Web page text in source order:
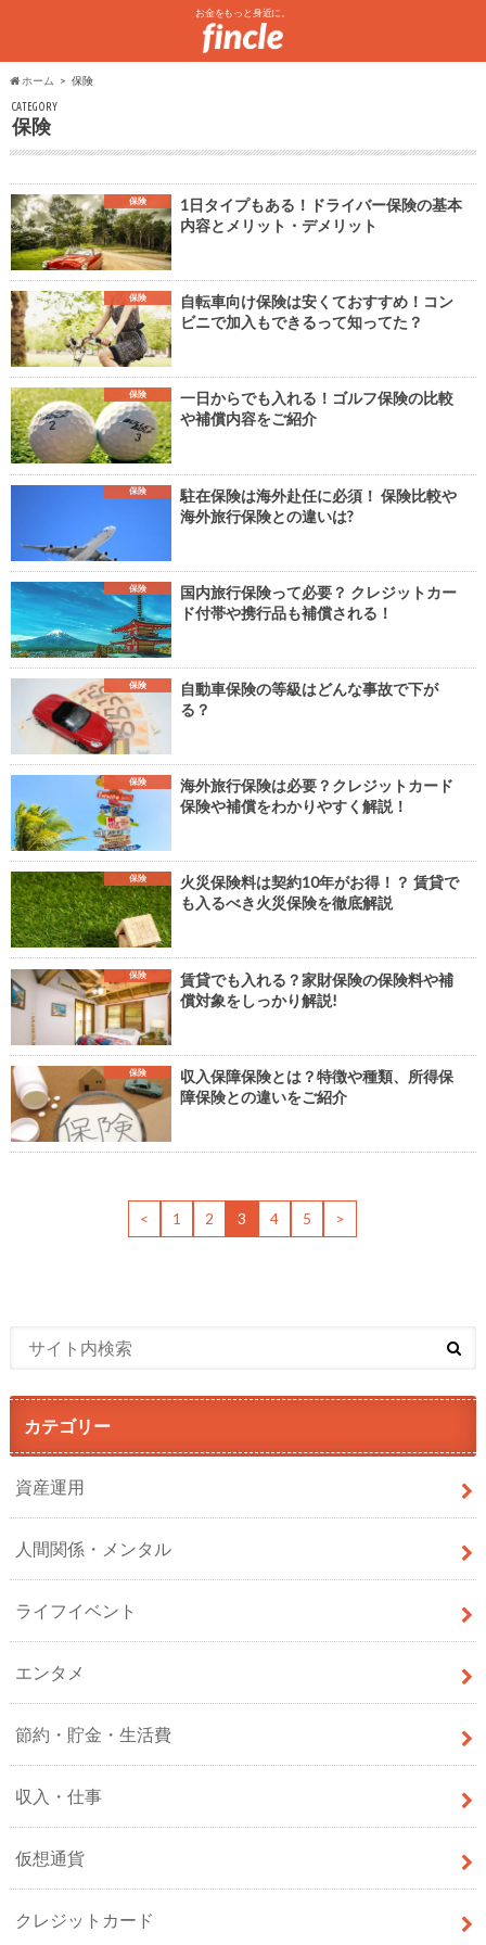
お金をもっと身近に。
ホーム 保険
CATEGORY
保険
保険
1日タイプもある！ドライバー保険の基本
内容とメリット・デメリット
保険
自転車向け保険は安くておすすめ！コン
ビニで加入もできるって知ってた？
保険
一日からでも入れる！ゴルフ保険の比較
や補償内容をご紹介
保険
駐在保険は海外赴任に必須！ 保険比較や
海外旅行保険との違いは?
保険
国内旅行保険って必要？ クレジットカー
ド付帯や携行品も補償される！
保険
自動車保険の等級はどんな事故で下が
る？
保険
海外旅行保険は必要？クレジットカード
保険や補償をわかりやすく解説！
保険
火災保険料は契約10年がお得！？ 賃貸で
も入るべき火災保険を徹底解説
保険
賃貸でも入れる？家財保険の保険料や補
償対象をしっかり解説!
保険
収入保障保険とは？特徴や種類、所得保
障保険との違いをご紹介
< 1 2 3 4 5 >
カテゴリー
資産運用
人間関係・メンタル
ライフイベント
エンタメ
節約・貯金・生活費
収入・仕事
仮想通貨
クレジットカード